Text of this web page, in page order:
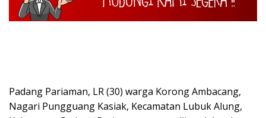
Padang Pariaman, LR (30) warga Korong Ambacang,
Nagari Pungguang Kasiak, Kecamatan Lubuk Alung,